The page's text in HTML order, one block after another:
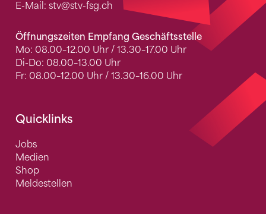
E-Mail: stv@stv-fsg.ch
Öffnungszeiten Empfang Geschäftsstelle
Mo: 08.00–12.00 Uhr / 13.30–17.00 Uhr
Di-Do: 08.00–13.00 Uhr
Fr: 08.00–12.00 Uhr / 13.30–16.00 Uhr
Quicklinks
Jobs
Medien
Shop
Meldestellen